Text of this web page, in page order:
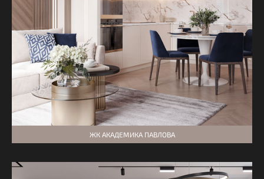
ЖК АКАДЕМИКА ПАВЛОВА